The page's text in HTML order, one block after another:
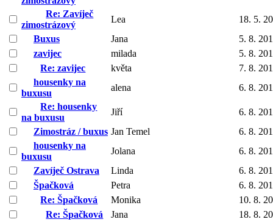
Re: Zavíječ
zimostrázový
Lea
18. 5.
Buxus
Jana
5. 8.
zavijec
milada
5. 8.
Re: zavijec
květa
7. 8.
housenky na
buxusu
alena
6. 8.
Re: housenky
na buxusu
Jiří
6. 8.
Zimostráz / buxus Jan Temel
6. 8.
housenky na
buxusu
Jolana
6. 8.
Zavíječ Ostrava
Linda
6. 8.
Špačková
Petra
6. 8.
Re: Špačková
Monika
10. 8.
Re: Špačková
Jana
18. 8.